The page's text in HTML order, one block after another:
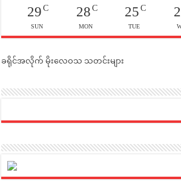
29C
SUN
28C
MON
25 C
TUE
ခရိုင်အလိုက် မိုးလေဝသ သတင်းများ